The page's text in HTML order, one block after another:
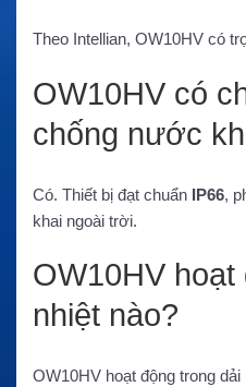
Theo Intellian, OW10HV có
OW10HV có
chống nước
Có. Thiết bị đạt chuẩn IP66,
khai ngoài trời.
OW10HV hoạt
nhiệt nào?
OW10HV hoạt động trong dải